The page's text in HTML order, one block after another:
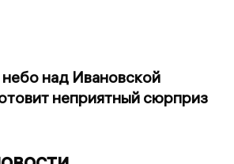
над Ивановской
неприятный сюрприз